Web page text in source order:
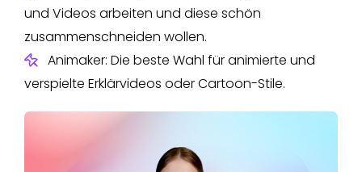
und Videos arbeiten und diese schön
zusammenschneiden wollen.
Animaker: Die beste Wahl für animierte und
verspielte Erklärvideos oder Cartoon-Stile.